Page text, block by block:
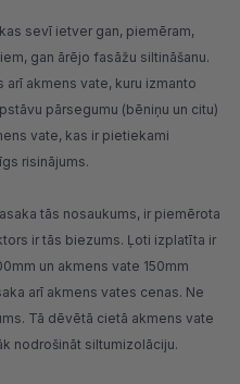
sevī ietver gan, piemēram,
gan ārējo fasāžu siltināšanu.
akmens vate, kuru izmanto
pārsegumu (bēniņu un citu)
vate, kas ir pietiekami
risinājums.
tās nosaukums, ir piemērota
ir tās biezums. Ļoti izplatīta ir
un akmens vate 150mm
arī akmens vates cenas. Ne
Tā dēvētā cietā akmens vate
nodrošināt siltumizolāciju.